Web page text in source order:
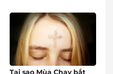
Tại sao Mùa Chay bắt